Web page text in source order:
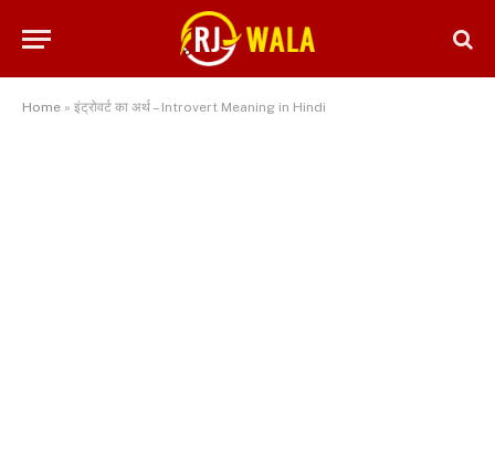
Home » इंट्रोवर्ट का अर्थ – Introvert Meaning in Hindi